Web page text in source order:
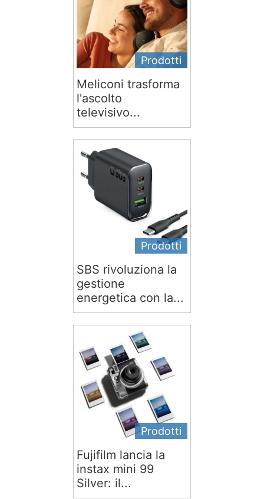
Prodotti
Meliconi trasforma
l'ascolto
televisivo...
Prodotti
SBS rivoluziona la
gestione
energetica con la...
Prodotti
Fujifilm lancia la
instax mini 99
Silver: il...